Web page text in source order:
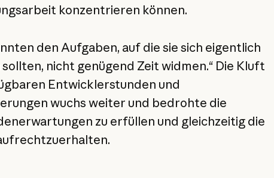
konzentrieren können.
den Aufgaben, auf die sie sich eigentlich
nicht genügend Zeit widmen.“ Die Kluft
Entwicklerstunden und
wuchs weiter und bedrohte die
zu erfüllen und gleichzeitig die